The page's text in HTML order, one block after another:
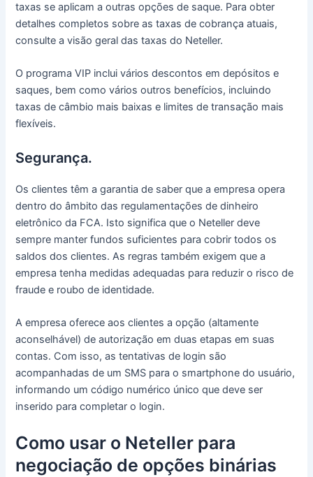
taxas se aplicam a outras opções de saque. Para obter
detalhes completos sobre as taxas de cobrança atuais,
consulte a visão geral das taxas do Neteller.
O programa VIP inclui vários descontos em depósitos e
saques, bem como vários outros benefícios, incluindo
taxas de câmbio mais baixas e limites de transação mais
flexíveis.
Segurança.
Os clientes têm a garantia de saber que a empresa opera
dentro do âmbito das regulamentações de dinheiro
eletrônico da FCA. Isto significa que o Neteller deve
sempre manter fundos suficientes para cobrir todos os
saldos dos clientes.As regras também exigem que a
empresa tenha medidas adequadas para reduzir o risco de
fraude e roubo de identidade.
A empresa oferece aos clientes a opção (altamente
aconselhável) de autorização em duas etapas em suas
contas. Com isso, as tentativas de login são
acompanhadas de um SMS para o smartphone do usuário,
informando um código numérico único que deve ser
inserido para completar o login.
Como usar o Neteller para
negociação de opções binárias